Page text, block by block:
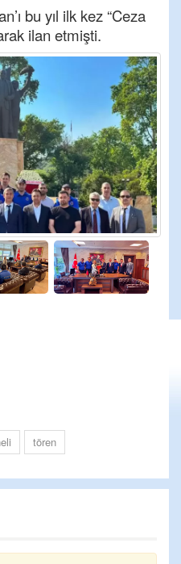
bu yıl ilk kez “Ceza
ilan etmişti.
tören